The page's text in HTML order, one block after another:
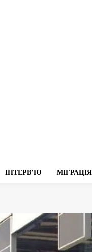
ІНТЕРВʼЮ МІГРАЦІЯ